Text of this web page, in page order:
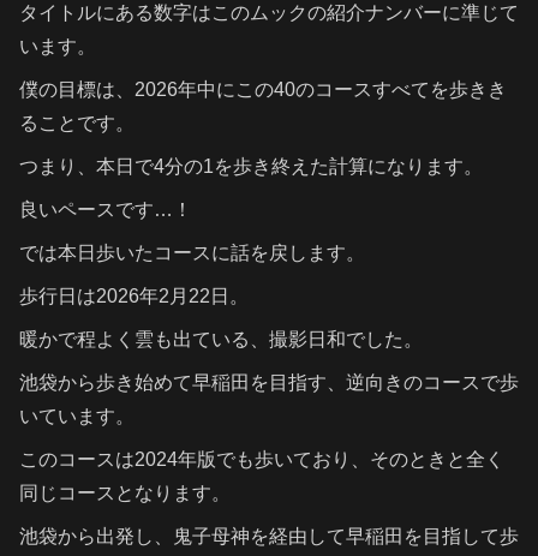
タイトルにある数字はこのムックの紹介ナンバーに準じて
います。
僕の目標は、2026年中にこの40のコースすべてを歩きき
ることです。
つまり、本日で4分の1を歩き終えた計算になります。
良いペースです…！
では本日歩いたコースに話を戻します。
歩行日は2026年2月22日。
暖かで程よく雲も出ている、撮影日和でした。
池袋から歩き始めて早稲田を目指す、逆向きのコースで歩
いています。
このコースは2024年版でも歩いており、そのときと全く
同じコースとなります。
池袋から出発し、鬼子母神を経由して早稲田を目指して歩